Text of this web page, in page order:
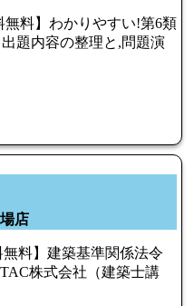
無料】わかりやすい!第6類
題内容の整理と,問題演
店
無料】建築基準関係法令
株式会社（建築士講